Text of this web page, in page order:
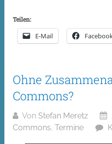
Teilen:
E-Mail
Ohne
Commons?
Von Stefan Meretz
Commons,Termine